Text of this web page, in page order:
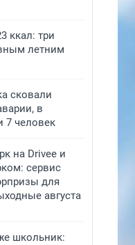
ккал: три
летним
сковали
в
7 человек
на Drivee и
сервис
для
августа
школьник: